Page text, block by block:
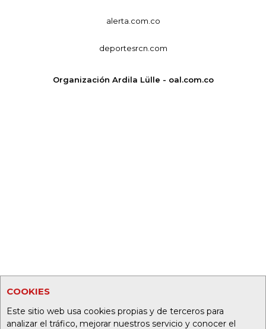
COOKIES
Este sitio web usa cookies propias y de terceros para
analizar el tráfico, mejorar nuestros servicio y conocer el
alerta.com.co
deportesrcn.com
Organización Ardila Lülle - oal.com.co